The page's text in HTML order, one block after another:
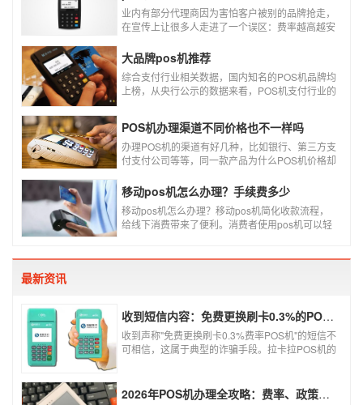
业内有部分代理商因为害怕客户被别的品牌抢走，
在宣传上让很多人走进了一个误区：费率越高越安
真的是这样吗?
大品牌pos机推荐
综合支付行业相关数据，国内知名的POS机品牌均
上榜，从央行公示的数据来看，POS机支付行业的
POS机品牌各种各样，每年支付公司都会上几个新
品牌，所以我们在选择POS机的时候，一定认证正
规一清机。
POS机办理渠道不同价格也不一样吗
办理POS机的渠道有好几种，比如银行、第三方支
付支付公司等等，同一款产品为什么POS机价格却
和大家说说为什么同一款产品会有好几个价格，究
竟是什么原因呢？
移动pos机怎么办理？手续费多少
移动pos机怎么办理？移动pos机简化收款流程，
给线下消费带来了便利。消费者使用pos机可以轻
最新资讯
收到短信内容：免费更换刷卡0.3%的POS机，可以相信吗？
收到声称"免费更换刷卡0.3%费率POS机"的短信不
可相信，这属于典型的诈骗手段。拉卡拉POS机的
风险。以下结合权威信息分析原因及应对建议：2026年POS机办理全攻略：费率、政策、避坑一篇讲清